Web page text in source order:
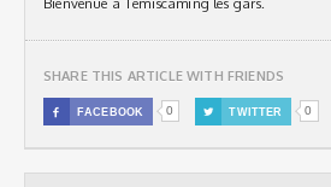
SHARE THIS ARTICLE WITH FRIENDS
 FACEBOOK 0  TWITTER 0